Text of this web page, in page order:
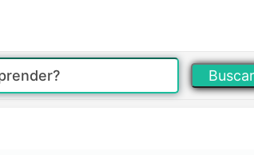
Buscar